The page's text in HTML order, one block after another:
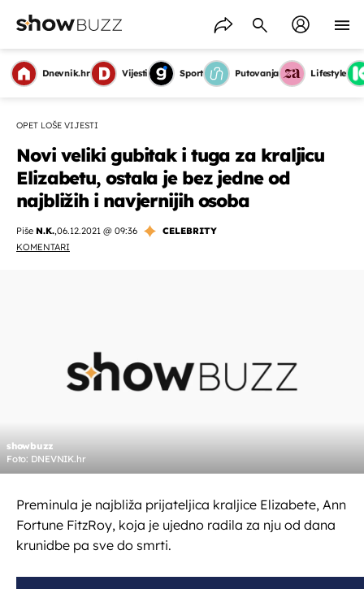
Dnevnik.hr Vijesti Sport Putovanja Lifestyle
OPET LOŠE VIJESTI
Novi veliki gubitak i tuga za kraljicu
Elizabetu, ostala je bez jedne od
najbližih i navjernijih osoba
Piše N.K.,06.12.2021 @ 09:36
CELEBRITY
KOMENTARI
showbuzz
Foto: DNEVNIK.hr
Preminula je najbliža prijateljica kraljice Elizabete, Ann
Fortune FitzRoy, koja je ujedno radila za nju od dana
krunidbe pa sve do smrti.